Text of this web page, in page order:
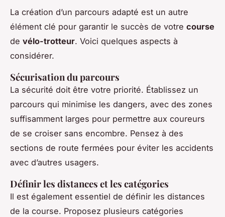
La création d’un parcours adapté est un autre
élément clé pour garantir le succès de votre course
de vélo-trotteur. Voici quelques aspects à
considérer.
Sécurisation du parcours
La sécurité doit être votre priorité. Établissez un
parcours qui minimise les dangers, avec des zones
suffisamment larges pour permettre aux coureurs
de se croiser sans encombre. Pensez à des
sections de route fermées pour éviter les accidents
avec d’autres usagers.
Définir les distances et les catégories
Il est également essentiel de définir les distances
de la course. Proposez plusieurs catégories